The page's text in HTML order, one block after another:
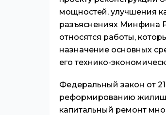
мощностей, улучшения
разъяснениях Минфина
относятся работы,
назначение основных
его технико-
Федеральный закон от
реформированию
капитальный ремонт